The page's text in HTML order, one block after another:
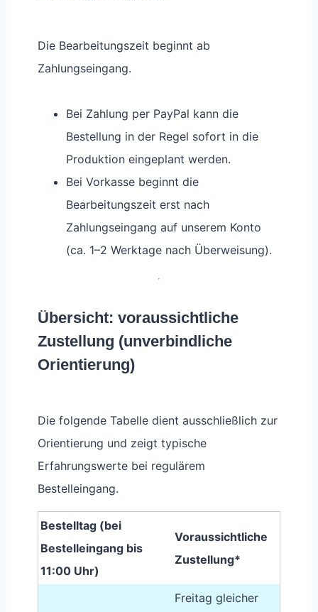
Die Bearbeitungszeit beginnt ab
Zahlungseingang.
Bei Zahlung per PayPal kann die
Bestellung in der Regel sofort in die
Produktion eingeplant werden.
Bei Vorkasse beginnt die
Bearbeitungszeit erst nach
Zahlungseingang auf unserem Konto
(ca. 1–2 Werktage nach Überweisung).
Übersicht: voraussichtliche
Zustellung (unverbindliche
Orientierung)
Die folgende Tabelle dient ausschließlich zur
Orientierung und zeigt typische
Erfahrungswerte bei regulärem
Bestelleingang.
Bestelltag (bei
Bestelleingang bis
11:00 Uhr)
Voraussichtliche
Zustellung*
Freitag gleicher